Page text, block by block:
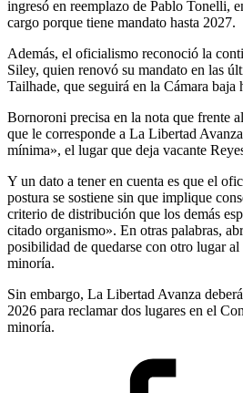
ingresó en reemplazo de Pablo Tonelli,
cargo porque tiene mandato hasta 2027.
Además, el oficialismo reconoció la
Siley, quien renovó su mandato en las
Tailhade, que seguirá en la Cámara baja
Bornoroni precisa en la nota que frente
que le corresponde a La Libertad
mínima», el lugar que deja vacante
Y un dato a tener en cuenta es que el
postura se sostiene sin que implique
criterio de distribución que los demás
citado organismo». En otras palabras,
posibilidad de quedarse con otro lugar
minoría.
Sin embargo, La Libertad Avanza
2026 para reclamar dos lugares en el
minoría.